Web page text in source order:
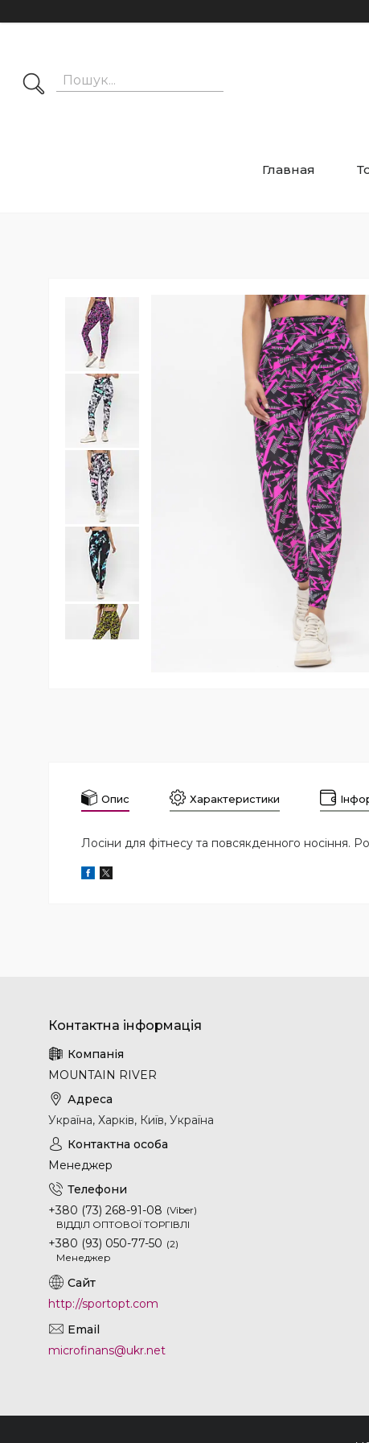
Главная
Опис Характеристики
Лосіни для фітнесу та повсякденного носіння.
MOUNTAIN RIVER
Україна, Харків, Київ, Україна
Менеджер
+380 (73) 268-91-08
Viber
ВІДДІЛ ОПТОВОЇ ТОРГІВЛІ
+380 (93) 050-77-50
2
Менеджер
http://sportopt.com
microfinans@ukr.net